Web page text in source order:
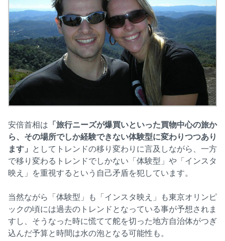
安倍首相は 「旅行ニーズが爆買いといった買物中心の旅か
ら、その場所でしか経験できない体験型に変わりつつあり
ます」 としてトレンドの移り変わりに言及しながら、一方
で移り変わるトレンドでしかない「体験型」や「インスタ
映え」を重視するという自己矛盾を犯しています。
当然ながら「体験型」も「インスタ映え」も東京オリンピ
ックの頃には過去のトレンドとなっている事が予想されま
すし、そうなった時に慌てて舵を切った地方自治体がつぎ
込んだ予算と時間は水の泡となる可能性も。